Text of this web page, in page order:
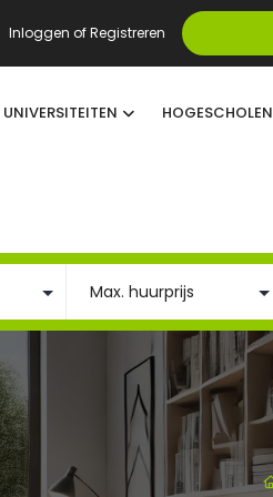
Inloggen of Registreren
UNIVERSITEITEN HOGESCHOLEN